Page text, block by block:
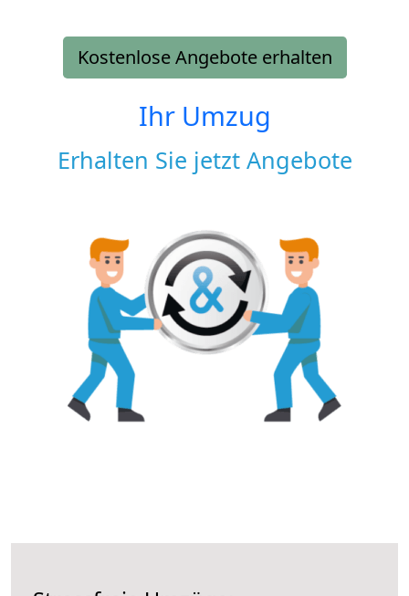
Kostenlose Angebote erhalten
Ihr Umzug
Erhalten Sie jetzt Angebote